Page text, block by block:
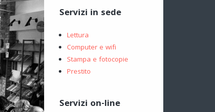
Servizi in sede
Lettura
Computer e wifi
Stampa e fotocopie
Prestito
Servizi on-line